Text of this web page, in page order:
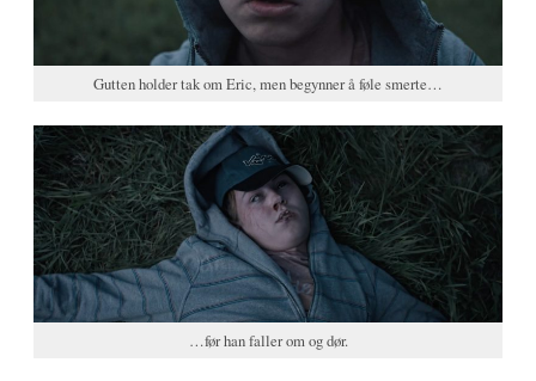
Gutten holder tak om Eric, men begynner å føle smerte…
…før han faller om og dør.